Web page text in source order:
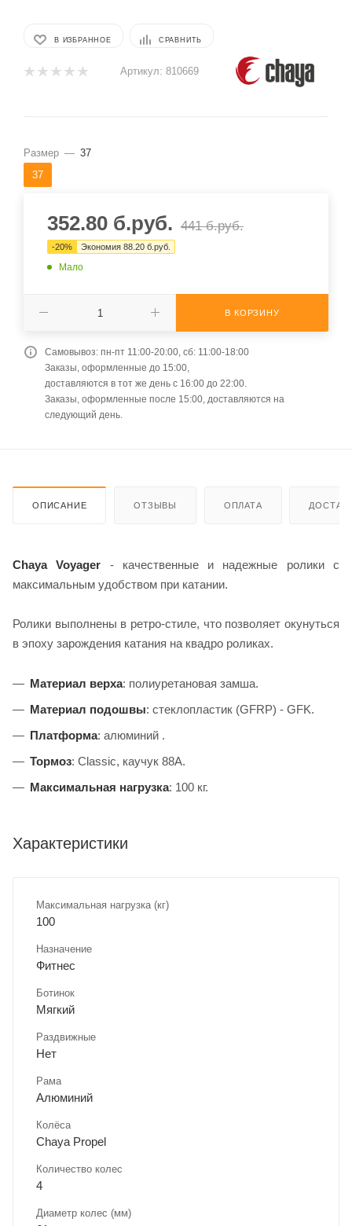
В ИЗБРАННОЕ СРАВНИТЬ
Артикул: 810669
Размер — 37
37
352.80 б.руб. 441б.руб.
-20% Экономия 88.20 б.руб.
Мало
В КОРЗИНУ
Самовывоз: пн-пт 11:00-20:00, сб: 11:00-18:00
Заказы, оформленные до 15:00,
доставляются в тот же день с 16:00 до 22:00.
Заказы, оформленные после 15:00, доставляются на
следующий день.
ОПИСАНИЕ ОТЗЫВЫ ОПЛАТА
Chaya Voyager - качественные и надежные ролики с
максимальным удобством при катании.
Ролики выполнены в ретро-стиле, что позволяет окунуться
в эпоху зарождения катания на квадро роликах.
Материал верха: полиуретановая замша.
Материал подошвы: стеклопластик (GFRP) - GFK.
Платформа: алюминий .
Тормоз: Classic, каучук 88А.
Максимальная нагрузка: 100 кг.
Характеристики
Максимальная нагрузка (кг)
100
Назначение
Фитнес
Ботинок
Мягкий
Раздвижные
Нет
Рама
Алюминий
Колёса
Chaya Propel
Количество колес
4
Диаметр колес (мм)